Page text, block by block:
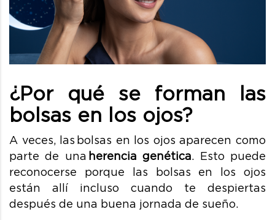
¿Por qué se forman las
bolsas en los ojos?
A veces, las bolsas en los ojos aparecen como
parte de una herencia genética. Esto puede
reconocerse porque las bolsas en los ojos
están allí incluso cuando te despiertas
después de una buena jornada de sueño.